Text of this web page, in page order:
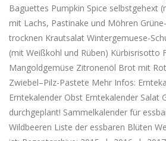
Baguettes Pumpkin Spice selbstgehext
mit Lachs, Pastinake und Möhren
trocknen Krautsalat Wintergemuese-
(mit Weißkohl und Rüben) Kürbisrisotto
Mangoldgemüse Zitronenöl Brot mit
Zwiebel–Pilz-Pastete Mehr Infos:
Erntekalender Obst Erntekalender Salat
durchgeplant! Sammelkalender für
Wildbeeren Liste der essbaren Blüten